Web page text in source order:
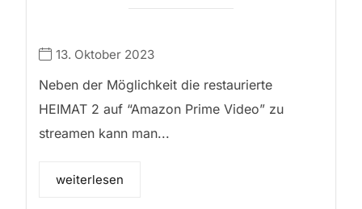
13. Oktober 2023
Neben der Möglichkeit die restaurierte
HEIMAT 2 auf “Amazon Prime Video” zu
streamen kann man...
weiterlesen